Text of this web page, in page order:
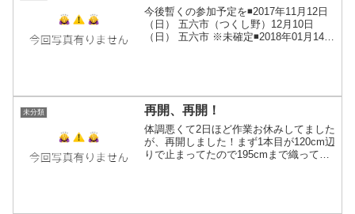
今後暫くの参加予定を◾️2017年11月12日
（日） 五六市（つくし野）12月10日
（日） 五六市 ※未確定◾️2018年01月14日
未分類 再開、再開！
体調悪くて2日ほど作業お休みしてました
が、再開しました！まず1本目が120cm辺
りで止まってたので195cmまで織って終